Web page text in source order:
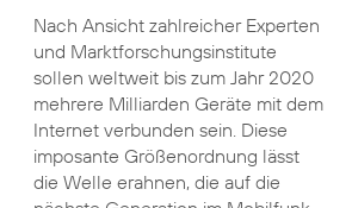
Nach Ansicht zahlreicher Experten
und Marktforschungsinstitute
sollen weltweit bis zum Jahr 2020
mehrere Milliarden Geräte mit dem
Internet verbunden sein. Diese
imposante Größenordnung lässt
die Welle erahnen, die auf die